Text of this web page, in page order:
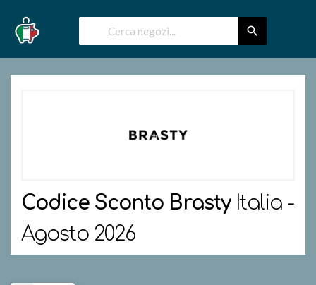
Codice Sconto BrastyItalia -
Agosto 2026